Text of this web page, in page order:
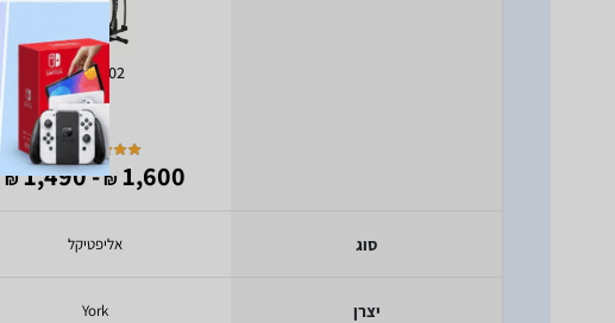
סוג
יצרן
York 902
)
1,600
₪
- 1,490
₪
אליפטיקל
York